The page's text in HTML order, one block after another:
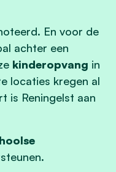
En voor de
achter een
kinderopvang in
locaties kregen al
is Reningelst aan
.